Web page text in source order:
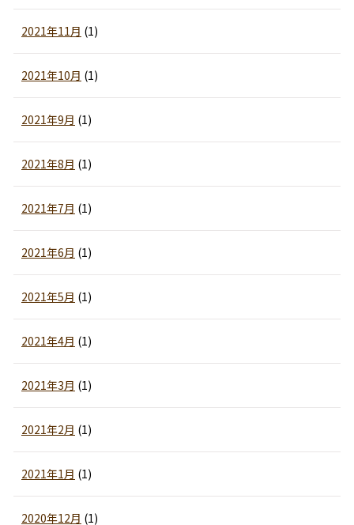
2021年11月 (1)
2021年10月 (1)
2021年9月 (1)
2021年8月 (1)
2021年7月 (1)
2021年6月 (1)
2021年5月 (1)
2021年4月 (1)
2021年3月 (1)
2021年2月 (1)
2021年1月 (1)
2020年12月 (1)